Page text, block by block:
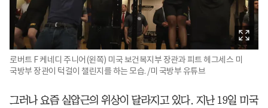
로버트 F 케네디 주니어(왼쪽) 미국 보건복지부 장관과 피트 헤그세스 미
국방부 장관이 턱걸이 챌린지를 하는 모습. /미 국방부 유튜브
그러나 요즘 실압근의 위상이 달라지고 있다. 지난 19일 미국